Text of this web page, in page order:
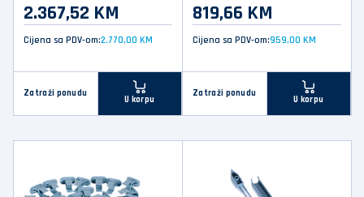
2.367,52 KM
Cijena sa PDV-om:2.770,00 KM
Zatraži ponudu
U korpu
819,66 KM
Cijena sa PDV-om:959,00 KM
Zatraži ponudu
U korpu